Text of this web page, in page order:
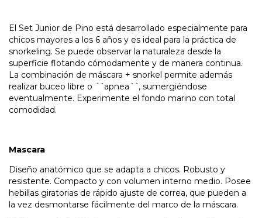
El Set Junior de Pino está desarrollado especialmente para
chicos mayores a los 6 años y es ideal para la práctica de
snorkeling. Se puede observar la naturaleza desde la
superficie flotando cómodamente y de manera continua.
La combinación de máscara + snorkel permite además
realizar buceo libre o ´´apnea´´, sumergiéndose
eventualmente. Experimente el fondo marino con total
comodidad.
Mascara
Diseño anatómico que se adapta a chicos. Robusto y
resistente. Compacto y con volumen interno medio. Posee
hebillas giratorias de rápido ajuste de correa, que pueden a
la vez desmontarse fácilmente del marco de la máscara.